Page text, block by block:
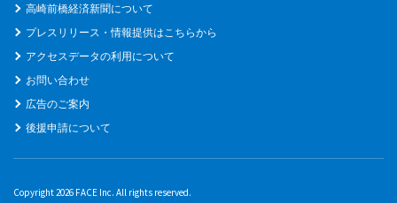
高崎前橋経済新聞について
プレスリリース・情報提供はこちらから
アクセスデータの利用について
お問い合わせ
広告のご案内
後援申請について
Copyright 2026 FACE Inc. All rights reserved.